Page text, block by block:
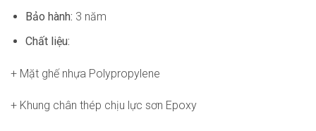
Bảo hành: 3 năm
Chất liệu:
+ Mặt ghế nhựa Polypropylene
+ Khung chân thép chịu lực sơn Epoxy